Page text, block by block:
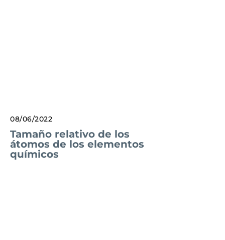
08/06/2022
Tamaño relativo de los
átomos de los elementos
químicos